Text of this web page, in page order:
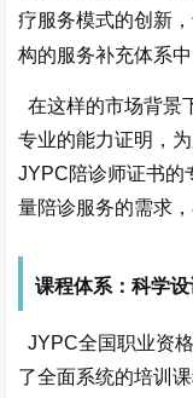
疗服务模式的创新
构的服务补充体系中
在这样的市场背景
专业的能力证明，
JYPC陪诊师证书的
量陪诊服务的需求
课程体系：科学
JYPC全国职业资
了全面系统的培训